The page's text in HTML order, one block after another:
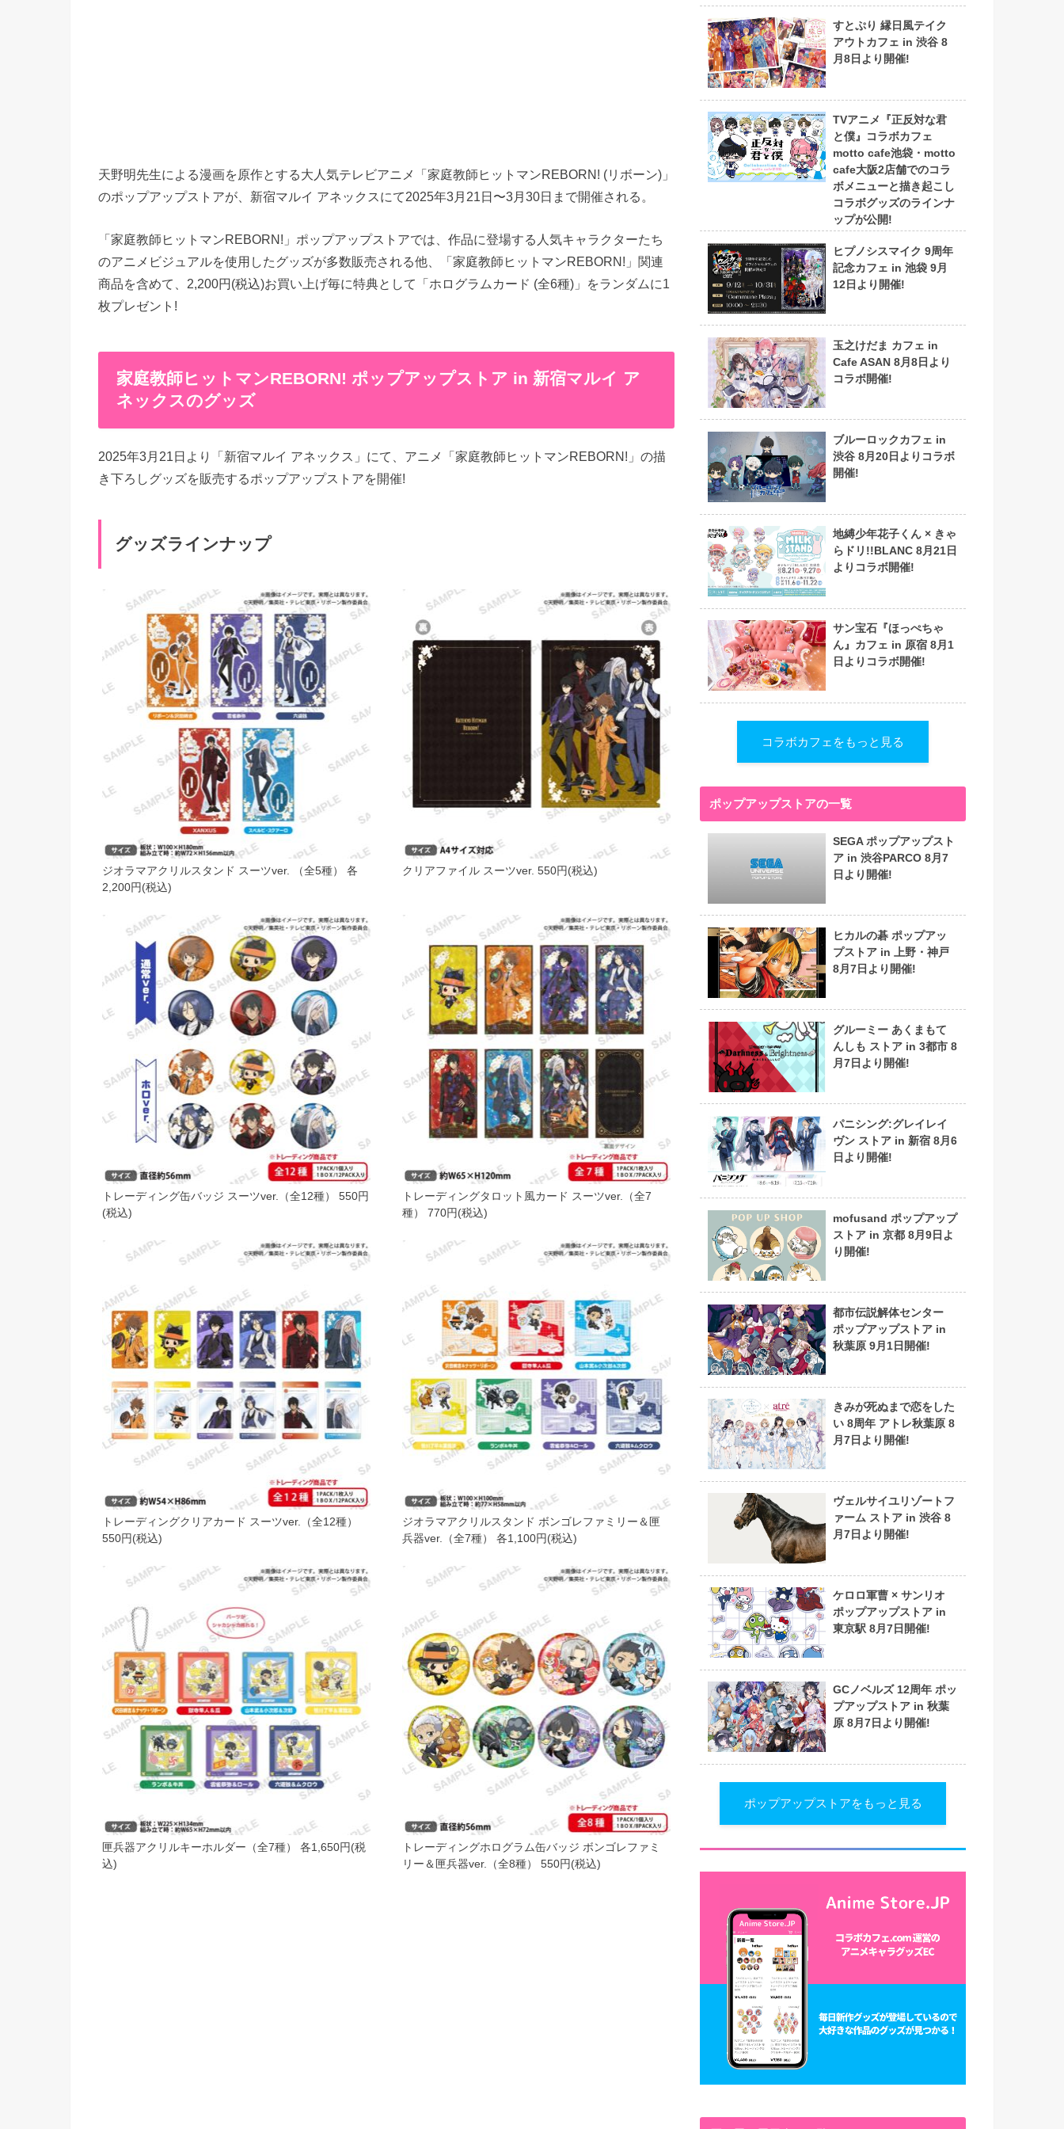
天野明先生による漫画を原作とする大人気テレビアニメ「家庭教師ヒットマンREBORN! (リボーン)」
のポップアップストアが、新宿マルイ アネックスにて2025年3月21日〜3月30日まで開催される。
「家庭教師ヒットマンREBORN!」ポップアップストアでは、作品に登場する人気キャラクターたち
のアニメビジュアルを使用したグッズが多数販売される他、「家庭教師ヒットマンREBORN!」関連
商品を含めて、2,200円(税込)お買い上げ毎に特典として「ホログラムカード (全6種)」をランダムに1
枚プレゼント!
家庭教師ヒットマンREBORN! ポップアップストア in 新宿マルイ ア
ネックスのグッズ
2025年3月21日より「新宿マルイ アネックス」にて、アニメ「家庭教師ヒットマンREBORN!」の描
き下ろしグッズを販売するポップアップストアを開催!
グッズラインナップ
ジオラマアクリルスタンド スーツver. （全5種） 各
2,200円(税込)
クリアファイル スーツver. 550円(税込)
​トレーディング缶バッジ スーツver.（全12種） 550円
(税込)
トレーディングタロット風カード スーツver.（全7
種） 770円(税込)
トレーディングクリアカード スーツver.（全12種）
550円(税込)
ジオラマアクリルスタンド ボンゴレファミリー＆匣
兵器ver.（全7種） 各1,100円(税込)
​匣兵器アクリルキーホルダー​​（全7種） 各1,650円(税
込)
トレーディングホログラム缶バッジ ボンゴレファミ
リー＆匣兵器ver.（全8種） 550円(税込)
すとぷり 縁日風テイク
アウトカフェ in 渋谷 8
月8日より開催!
TVアニメ『正反対な君
と僕』コラボカフェ
motto cafe池袋・motto
cafe大阪2店舗でのコラ
ボメニューと描き起こし
コラボグッズのラインナ
ップが公開!
ヒプノシスマイク 9周年
記念カフェ in 池袋 9月
12日より開催!
玉之けだま カフェ in
Cafe ASAN 8月8日より
コラボ開催!
ブルーロックカフェ in
渋谷 8月20日よりコラボ
開催!
地縛少年花子くん × きゃ
らドリ!!BLANC 8月21日
よりコラボ開催!
サン宝石『ほっぺちゃ
ん』カフェ in 原宿 8月1
日よりコラボ開催!
コラボカフェをもっと見る
ポップアップストアの一覧
SEGA ポップアップスト
ア in 渋谷PARCO 8月7
日より開催!
ヒカルの碁 ポップアッ
プストア in 上野・神戸
8月7日より開催!
グルーミー あくまもて
んしも ストア in 3都市 8
月7日より開催!
パニシング:グレイレイ
ヴン ストア in 新宿 8月6
日より開催!
mofusand ポップアップ
ストア in 京都 8月9日よ
り開催!
都市伝説解体センター
ポップアップストア in
秋葉原 9月1日開催!
きみが死ぬまで恋をした
い 8周年 アトレ秋葉原 8
月7日より開催!
ヴェルサイユリゾートフ
ァーム ストア in 渋谷 8
月7日より開催!
ケロロ軍曹 × サンリオ
ポップアップストア in
東京駅 8月7日開催!
GCノベルズ 12周年 ポッ
プアップストア in 秋葉
原 8月7日より開催!
ポップアップストアをもっと見る